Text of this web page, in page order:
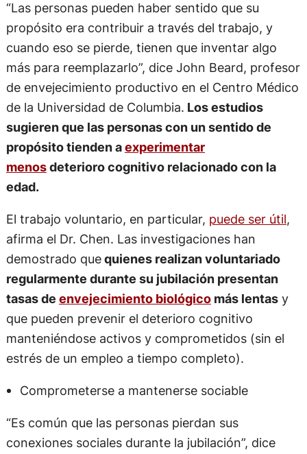
“Las personas pueden haber sentido que su
propósito era contribuir a través del trabajo, y
cuando eso se pierde, tienen que inventar algo
más para reemplazarlo”, dice John Beard, profesor
de envejecimiento productivo en el Centro Médico
de la Universidad de Columbia. Los estudios
sugieren que las personas con un sentido de
propósito tienden aexperimentar
menosdeterioro cognitivo relacionado con la
edad.
El trabajo voluntario, en particular, puede ser útil,
afirma el Dr. Chen. Las investigaciones han
demostrado quequienes realizan voluntariado
regularmente durante su jubilación presentan
tasas de envejecimiento biológicomás lentasy
que pueden prevenir el deterioro cognitivo
manteniéndose activos y comprometidos (sin el
estrés de un empleo a tiempo completo).
Comprometerse a mantenerse sociable
“Es común que las personas pierdan sus
conexiones sociales durante la jubilación”, dice